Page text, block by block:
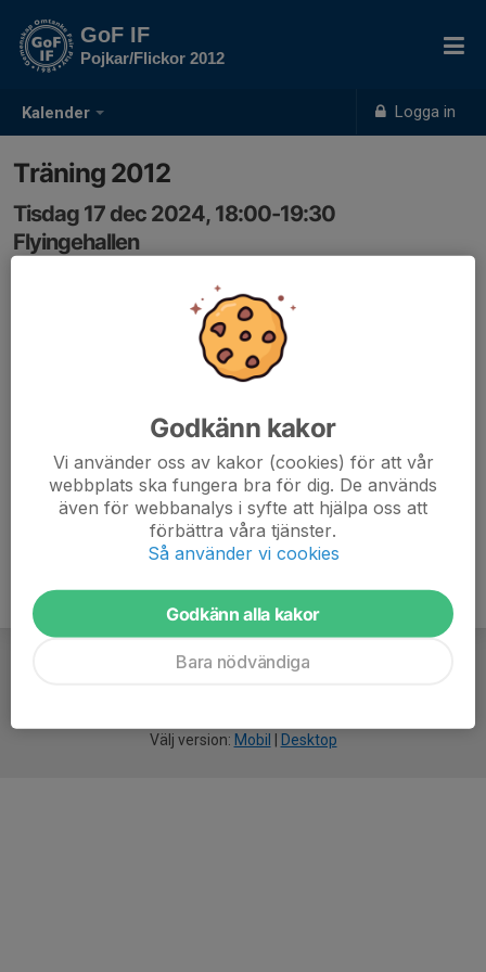
Kalender Logga in
GoF IF
Pojkar/Flickor 2012
Träning 2012
Tisdag 17 dec 2024, 18:00-19:30
Flyingehallen
Samling: 18:00, Flyingehallen
Skickar ut en kallelse så vi vet hur många som kommer.
Välj version: Mobil Desktop
Godkänn kakor
Vi använder oss av kakor (cookies) för att vår
webbplats ska fungera bra för dig. De används
även för webbanalys i syfte att hjälpa oss att
förbättra våra tjänster.
Så använder vi cookies
Godkänn alla kakor
Bara nödvändiga